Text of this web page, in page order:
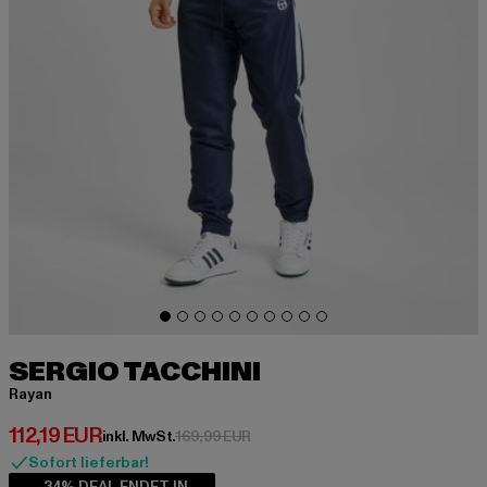
SERGIO TACCHINI
Rayan
112,19 EUR
Derzeitiger Preis: 112,19 EUR
inkl. MwSt.169,99 EURAktionspreis: 169,99 EUR
Sofort lieferbar!